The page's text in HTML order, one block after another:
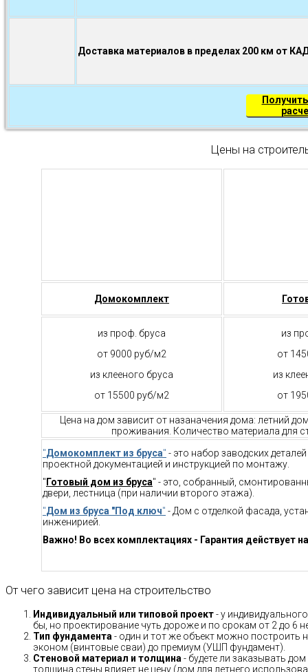
Доставка материалов в пределах 200 км от
Цены на
Домокомплект
из проф. бруса
от 9000 руб/м2
из клееного бруса
от 15500 руб/м2
из
от
из
от
Цена на дом зависит от назаначения дома: летний
проживания. Количество материала для
"Домокомплект из бруса" - это набор заводских
проектной документацией и инструкцией по монтажу.
" Готовый дом из бруса" - это, собранный,
двери, лестница (при наличии второго этажа).
"Дом из бруса "Под ключ" - Дом с отделкой фасада,
инженирией.
Важно! Во всех комплектациях - Гарантия действует
От чего зависит цена на строительство
Индивидуальный или типовой проект- у
бы, но проектирование чуть дороже и по срокам от 2 до 6
Тип фундамента - один и тот же объект можно построить
эконом (винтовые сваи) до премиум (УШП фундамент).
Стеновой материал и толщина - будете ли заказывать
толщина стены влияет не цену (дом для летнего